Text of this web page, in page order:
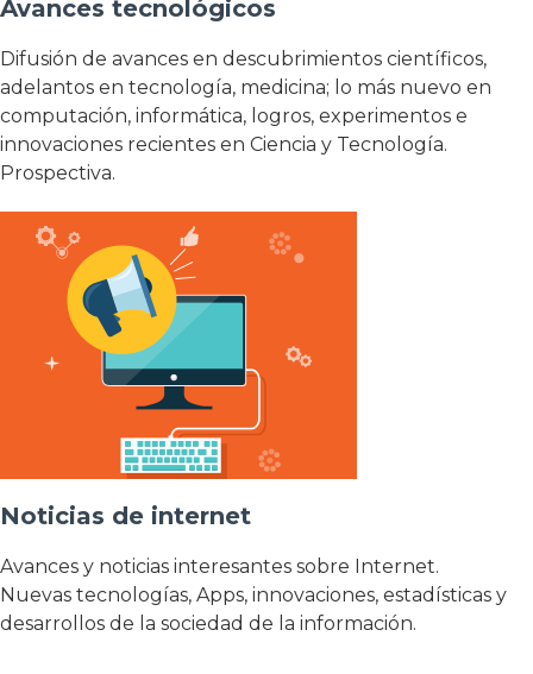
Avances tecnológicos
Difusión de avances en descubrimientos científicos,
adelantos en tecnología, medicina; lo más nuevo en
computación, informática, logros, experimentos e
innovaciones recientes en Ciencia y Tecnología.
Prospectiva.
Noticias de internet
Avances y noticias interesantes sobre Internet.
Nuevas tecnologías, Apps, innovaciones, estadísticas y
desarrollos de la sociedad de la información.